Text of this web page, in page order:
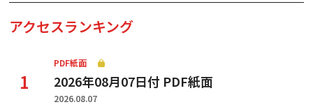
アクセスランキング
PDF紙面
2026年08月07日付 PDF紙面
2026.08.07